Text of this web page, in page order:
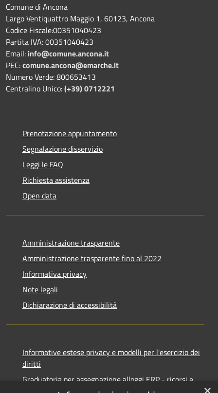
Comune di Ancona
Largo Ventiquattro Maggio 1, 60123, Ancona
Codice Fiscale:00351040423
Partita IVA: 00351040423
Email: info@comune.ancona.it
PEC:comune.ancona@emarche.it
Numero Verde: 800653413
Centralino Unico:(+39) 0712221
Prenotazione appuntamento
Segnalazione disservizio
Leggi le FAQ
Richiesta assistenza
Open data
Amministrazione trasparente
Amministrazione trasparente fino al 2022
Informativa privacy
Note legali
Dichiarazione di accessibilità
Informative estese privacy e modelli per l'esercizio dei
diritti
Graduatoria per assegnazione alloggi ERP - ricorsi e